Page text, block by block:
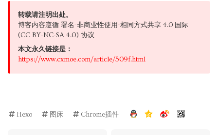
转载请注明出处。
博客内容遵循 署名-非商业性使用-相同方式共享 4.0 国际
(CC BY-NC-SA 4.0) 协议
本文永久链接是：
https://www.cxmoe.com/article/509f.html
Hexo 图床 Chrome插件